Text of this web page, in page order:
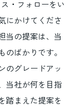
・フォローをい
にかけてくださ
当の提案は、当
ばかりです。
のグレードアッ
当社が何を目指
踏まえた提案を